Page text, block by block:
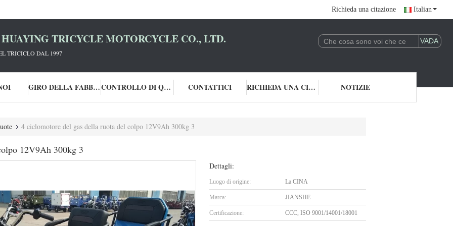
Richieda una citazione Italian
TRICYCLE MOTORCYCLE CO., LTD.
TRICICLO DAL 1997
GIRO DELLA FABBRICA CONTROLLO DI QUALITÀ CONTATTICI RICHIEDA UNA CITAZIONE NOTIZIE
4 ciclomotore del gas della ruota del colpo 12V9Ah 300kg 3
12V9Ah 300kg 3
Dettagli:
Luogo di origine: La CINA
Marca: JIANSHE
Certificazione: CCC, ISO 9001/14001/18001